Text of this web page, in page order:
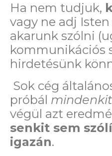
Ha nem tudjuk,
vagy ne adj
akarunk szólni
kommunikációs
hirdetésünk
Sok cég
próbál mindenkit
végül azt
senkit sem
igazán.